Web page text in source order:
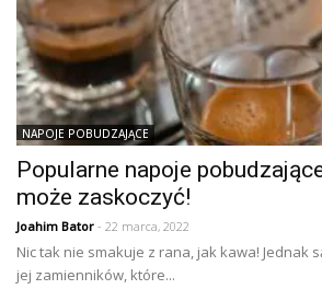
NAPOJE POBUDZAJĄCE
Popularne napoje
może zaskoczyć!
Joahim Bator - 22 marca, 2022
Nic tak nie smakuje z rana, jak kawa! Jednak
jej zamienników, które...